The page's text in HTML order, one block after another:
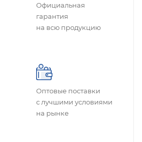
Официальная
гарантия
на всю продукцию
Оптовые поставки
с лучшими условиями
на рынке